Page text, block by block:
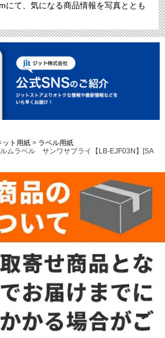
にて、気になる商品情報を写真ととも
ット用紙
ラベル用紙
ムラベル サンワサプライ【LB-EJF03N】[SA